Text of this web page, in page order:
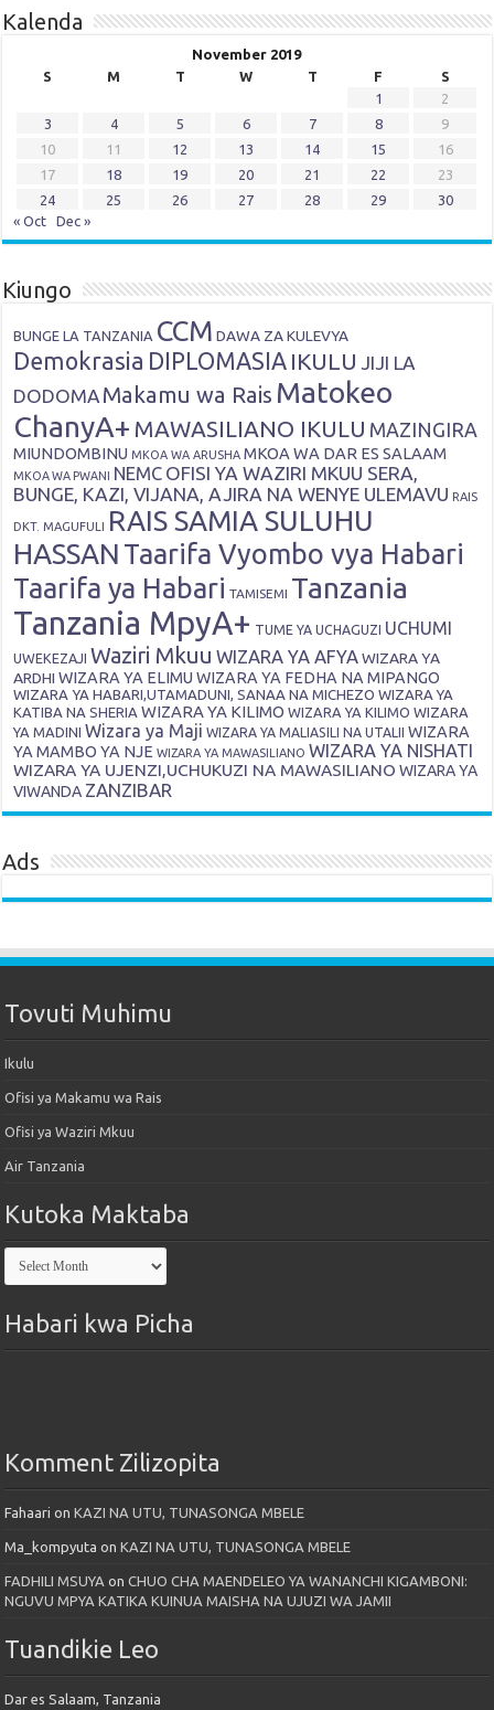
Kalenda
November 2019
S
M T W T F
S
1
2
3
4 5 6 7 8
9
10
11 12 13 14 15
16
17
18 19 20 21 22
23
24
25 26 27 28 29
30
« Oct
Dec »
Kiungo
BUNGE LA TANZANIA CCM DAWA ZA KULEVYA
Demokrasia DIPLOMASIA IKULU JIJI LA
DODOMA Makamu wa Rais Matokeo
ChanyA+ MAWASILIANO IKULU MAZINGIRA
MIUNDOMBINU MKOA WA ARUSHA MKOA WA DAR ES SALAAM
MKOA WA PWANI NEMC OFISI YA WAZIRI MKUU SERA,
BUNGE, KAZI, VIJANA, AJIRA NA WENYE ULEMAVU RAIS
DKT. MAGUFULI RAIS SAMIA SULUHU
HASSAN Taarifa Vyombo vya Habari
Taarifa ya Habari TAMISEMI Tanzania
Tanzania MpyA+ TUME YA UCHAGUZI UCHUMI
UWEKEZAJI Waziri Mkuu WIZARA YA AFYA WIZARA YA
ARDHI WIZARA YA ELIMU WIZARA YA FEDHA NA MIPANGO
WIZARA YA HABARI,UTAMADUNI, SANAA NA MICHEZO WIZARA YA
KATIBA NA SHERIA WIZARA YA KILIMO WIZARA YA KILIMO WIZARA
YA MADINI Wizara ya Maji WIZARA YA MALIASILI NA UTALII WIZARA
YA MAMBO YA NJE WIZARA YA MAWASILIANO WIZARA YA NISHATI
WIZARA YA UJENZI,UCHUKUZI NA MAWASILIANO WIZARA YA
VIWANDA ZANZIBAR
Ads
Tovuti Muhimu
Ikulu
Ofisi ya Makamu wa Rais
Ofisi ya Waziri Mkuu
Air Tanzania
Kutoka Maktaba
Kutoka
Maktaba
Habari kwa Picha
Komment Zilizopita
Fahaari onKAZI NA UTU, TUNASONGA MBELE
Ma_kompyuta onKAZI NA UTU, TUNASONGA MBELE
FADHILI MSUYA onCHUO CHA MAENDELEO YA WANANCHI KIGAMBONI:
NGUVU MPYA KATIKA KUINUA MAISHA NA UJUZI WA JAMII
Tuandikie Leo
Dar es Salaam, Tanzania